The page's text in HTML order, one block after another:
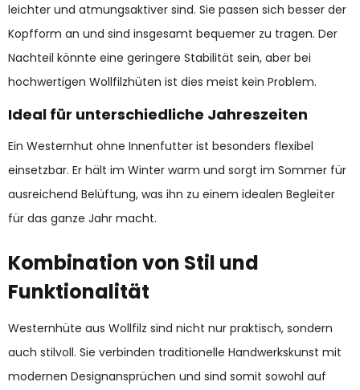
leichter und atmungsaktiver sind. Sie passen sich besser der
Kopfform an und sind insgesamt bequemer zu tragen. Der
Nachteil könnte eine geringere Stabilität sein, aber bei
hochwertigen Wollfilzhüten ist dies meist kein Problem.
Ideal für unterschiedliche Jahreszeiten
Ein Westernhut ohne Innenfutter ist besonders flexibel
einsetzbar. Er hält im Winter warm und sorgt im Sommer für
ausreichend Belüftung, was ihn zu einem idealen Begleiter
für das ganze Jahr macht.
Kombination von Stil und
Funktionalität
Westernhüte aus Wollfilz sind nicht nur praktisch, sondern
auch stilvoll. Sie verbinden traditionelle Handwerkskunst mit
modernen Designansprüchen und sind somit sowohl auf